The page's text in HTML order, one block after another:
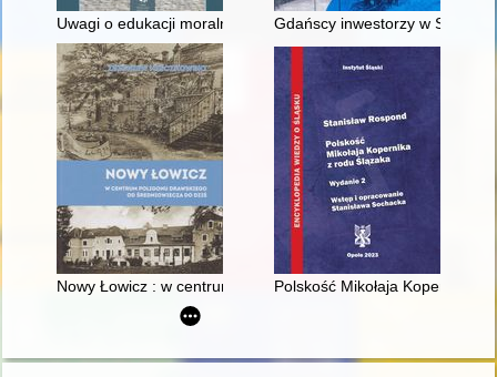
Uwagi o edukacji moralnej synów szlacheckich w XVI-
Gdańscy inwestorzy w
Nowy Łowicz : w centrum poligonu drawskiego od
Polskość Mikołaja Kopernika z